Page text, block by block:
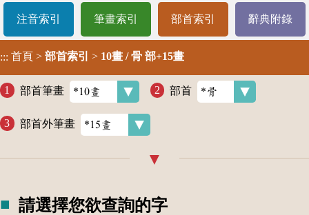
注音索引 筆畫索引 部首索引 辭典附錄
::: 首頁 > 部首索引 > 10畫 / 骨 部+15畫
部首筆畫 部首
部首外筆畫
請選擇您欲查詢的字